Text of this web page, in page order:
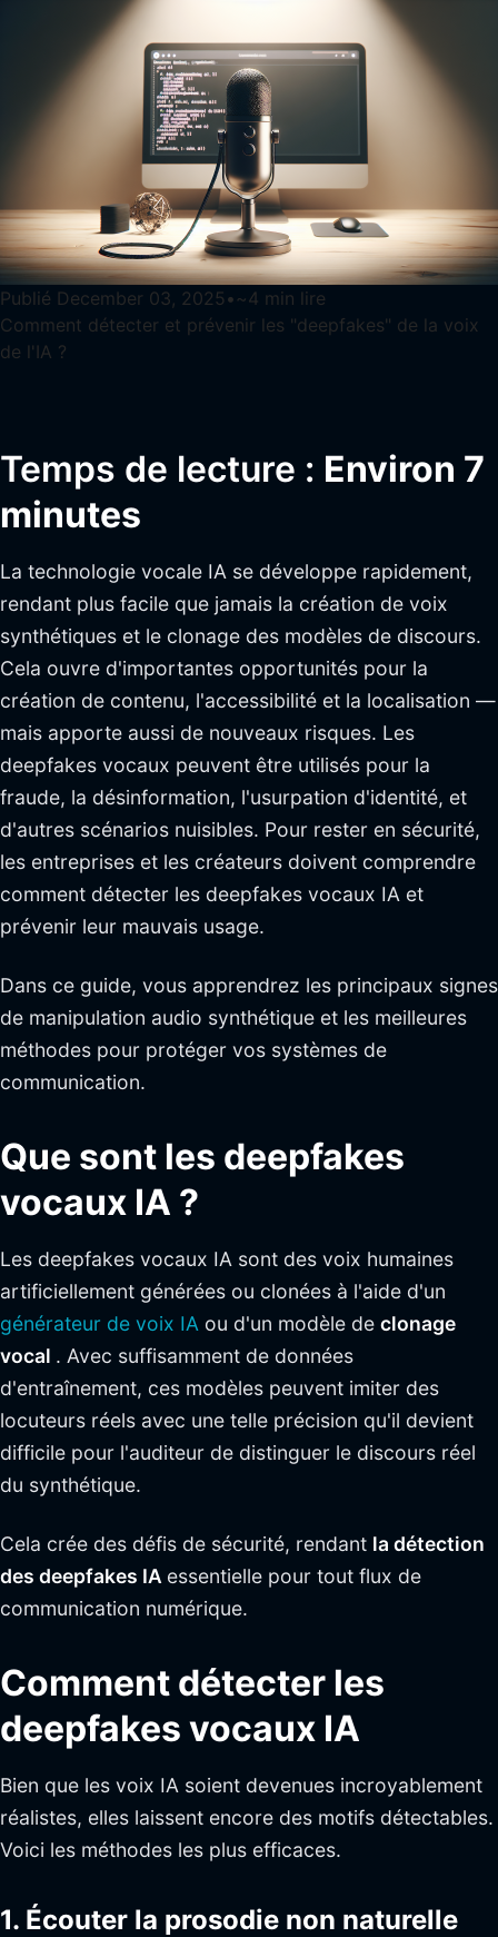
Publié December 03, 2025 • ~4 min lire
Comment détecter et prévenir les "deepfakes" de la voix
de l'IA ?
Temps de lecture : Environ 7
minutes
La technologie vocale IA se développe rapidement,
rendant plus facile que jamais la création de voix
synthétiques et le clonage des modèles de discours.
Cela ouvre d'importantes opportunités pour la
création de contenu, l'accessibilité et la localisation —
mais apporte aussi de nouveaux risques. Les
deepfakes vocaux peuvent être utilisés pour la
fraude, la désinformation, l'usurpation d'identité, et
d'autres scénarios nuisibles. Pour rester en sécurité,
les entreprises et les créateurs doivent comprendre
comment détecter les deepfakes vocaux IA et
prévenir leur mauvais usage.
Dans ce guide, vous apprendrez les principaux signes
de manipulation audio synthétique et les meilleures
méthodes pour protéger vos systèmes de
communication.
Que sont les deepfakes
vocaux IA ?
Les deepfakes vocaux IA sont des voix humaines
artificiellement générées ou clonées à l'aide d'un
générateur de voix IA ou d'un modèle de clonage
vocal . Avec suffisamment de données
d'entraînement, ces modèles peuvent imiter des
locuteurs réels avec une telle précision qu'il devient
difficile pour l'auditeur de distinguer le discours réel
du synthétique.
Cela crée des défis de sécurité, rendant la détection
des deepfakes IA essentielle pour tout flux de
communication numérique.
Comment détecter les
deepfakes vocaux IA
Bien que les voix IA soient devenues incroyablement
réalistes, elles laissent encore des motifs détectables.
Voici les méthodes les plus efficaces.
1. Écouter la prosodie non naturelle